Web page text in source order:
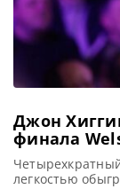
Джон
финала
легкостью